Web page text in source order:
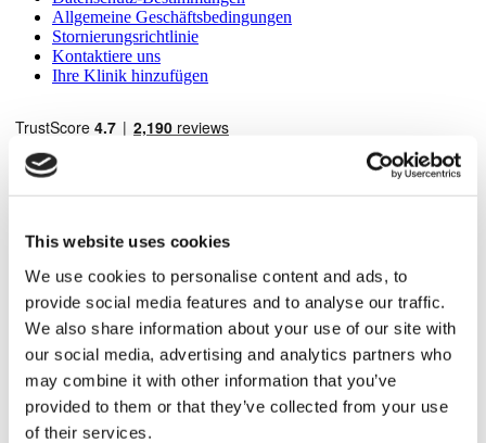
This website uses cookies
We use cookies to personalise content and ads, to
provide social media features and to analyse our traffic.
We also share information about your use of our site with
our social media, advertising and analytics partners who
may combine it with other information that you’ve
provided to them or that they’ve collected from your use
of their services.
Allgemeine Geschäftsbedingungen
Stornierungsrichtlinie
Kontaktiere uns
Ihre Klinik hinzufügen
Beliebte Reiseziele
Türkei Kliniken
Spain Kliniken
Mexico Kliniken
Poland Kliniken
Thailand Kliniken
Hungary Kliniken
Colombia Kliniken